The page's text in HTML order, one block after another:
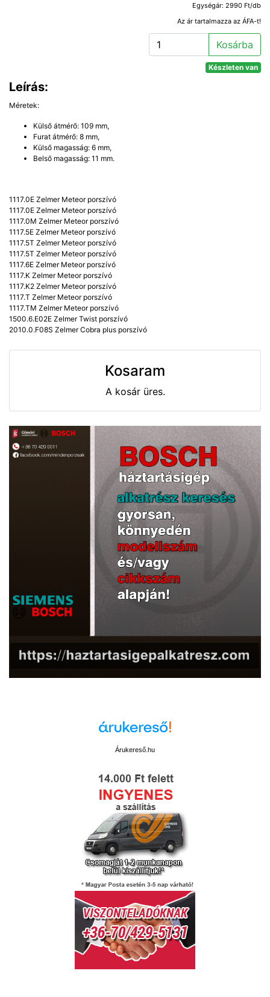
Egységár: 2990 Ft/db
Az ár tartalmazza az ÁFA-t!
Kosárba
Készleten van
Leírás:
Méretek:
Külső átmérő: 109 mm,
Furat átmérő: 8 mm,
Külső magasság: 6 mm,
Belső magasság: 11 mm.
1117.0E Zelmer Meteor porszívó
1117.0E Zelmer Meteor porszívó
1117.0M Zelmer Meteor porszívó
1117.5E Zelmer Meteor porszívó
1117.5T Zelmer Meteor porszívó
1117.5T Zelmer Meteor porszívó
1117.6E Zelmer Meteor porszívó
1117.K Zelmer Meteor porszívó
1117.K2 Zelmer Meteor porszívó
1117.T Zelmer Meteor porszívó
1117.TM Zelmer Meteor porszívó
1500.6.E02E Zelmer Twist porszívó
2010.0.F08S Zelmer Cobra plus porszívó
Kosaram
A kosár üres.
Árukereső.hu